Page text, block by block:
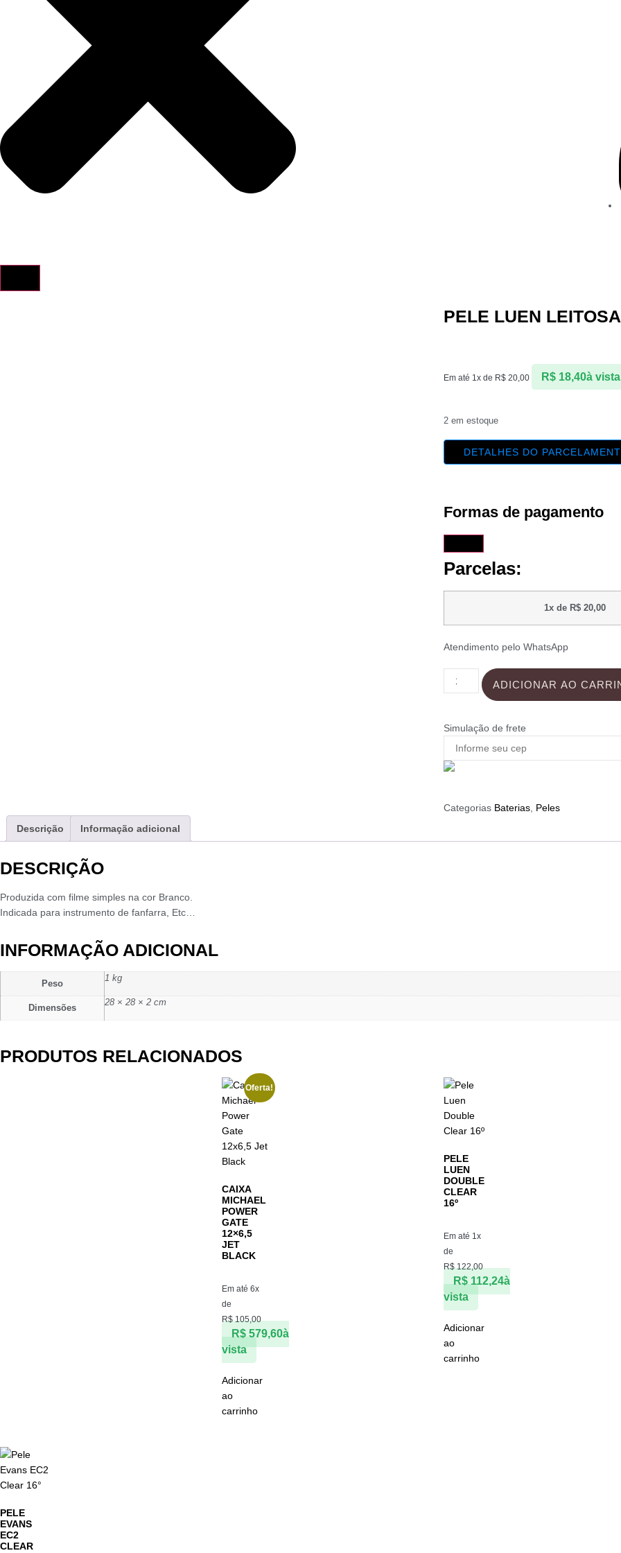
PELE LUEN LEITOSA
Em até 1x de R$ 20,00 R$18,40à vista
2 em estoque
DETALHES DO
Formas de pagamento
Parcelas:
1x de R$20,00
Atendimento pelo WhatsApp
ADICIONAR AO
Simulação de frete
Categorias Baterias Peles
Descrição
Informação adicional
DESCRIÇÃO
Produzida com filme simples na cor Branco.
Indicada para instrumento de fanfarra, Etc…
INFORMAÇÃO ADICIONAL
Peso
1 kg
Dimensões
28 × 28 × 2 cm
PRODUTOS RELACIONADOS
Oferta!
CAIXA
MICHAEL
POWER
GATE
12×6,5
JET
BLACK
Em até 6x
de
R$105,00
R$579,60à
vista
Adicionar
ao
carrinho
PELE
LUEN
DOUBLE
CLEAR
16º
Em até 1x
de
R$122,00
R$112,24à
vista
Adicionar
ao
carrinho
PELE
EVANS
EC2
CLEAR